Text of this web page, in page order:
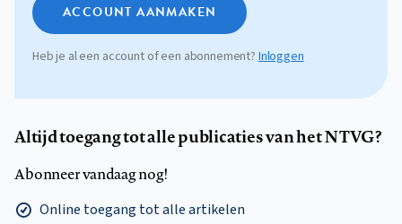
ACCOUNT AANMAKEN
Heb je al een account of een abonnement?Inloggen
Altijd toegang tot alle publicaties van het NTVG?
Abonneer vandaag nog!
Online toegang tot alle artikelen